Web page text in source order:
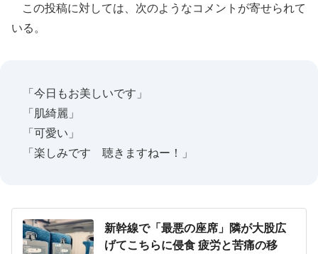
この投稿に対しては、次のようなコメントが寄せられて
いる。
「今日もお美しいです」
「肌綺麗」
「可愛い」
「楽しみです 聴きますねー！」
新幹線で「最悪の座席」隣が大股広
げてこちらに侵食 疲労と苦痛の移